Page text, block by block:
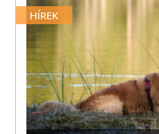
merre érdemes haladnod.
MÉG TÖBB HOROSZKÓP
MÉG TÖBB HOROSZKÓP
MÉG TÖBB HOROSZKÓP
MÉG TÖBB HOROSZKÓP
MÉG TÖBB HOROSZKÓP
MÉG TÖBB HOROSZKÓP
MÉG TÖBB HOROSZKÓP
MÉG TÖBB HOROSZKÓP
MÉG TÖBB HOROSZKÓP
MÉG TÖBB HOROSZKÓP
MÉG TÖBB HOROSZKÓP
HÍREK